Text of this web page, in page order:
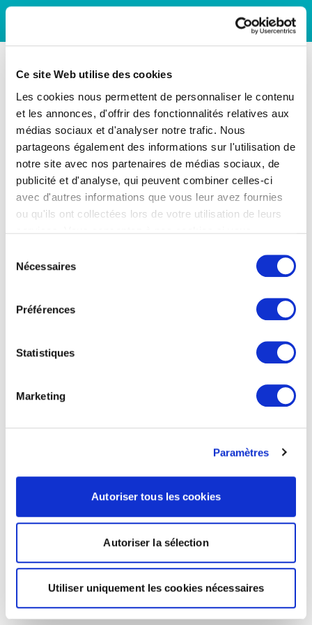
Ce site Web utilise des cookies
Les cookies nous permettent de personnaliser le contenu
et les annonces, d'offrir des fonctionnalités relatives aux
médias sociaux et d'analyser notre trafic. Nous
partageons également des informations sur l'utilisation de
notre site avec nos partenaires de médias sociaux, de
publicité et d'analyse, qui peuvent combiner celles-ci
avec d'autres informations que vous leur avez fournies
ou qu'ils ont collectées lors de votre utilisation de leurs
Nécessaires
Préférences
Statistiques
Marketing
Paramètres
Autoriser tous les cookies
Autoriser la sélection
Utiliser uniquement les cookies nécessaires